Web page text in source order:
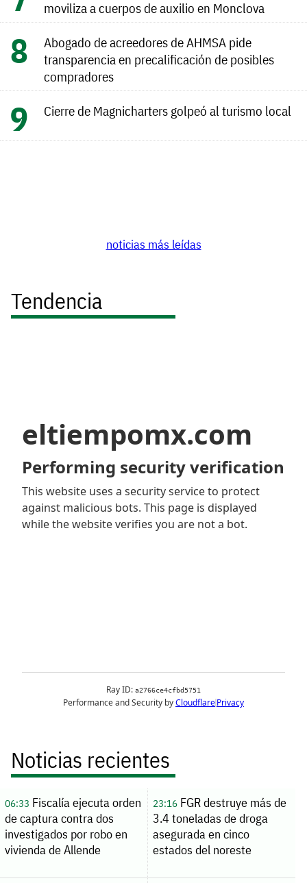
moviliza a cuerpos de auxilio en Monclova
Abogado de acreedores de AHMSA pide
transparencia en precalificación de posibles
compradores
Cierre de Magnicharters golpeó al turismo local
noticias más leídas
Tendencia
Noticias recientes
06:33 Fiscalía ejecuta orden
de captura contra dos
investigados por robo en
vivienda de Allende
23:16FGR destruye más de
3.4 toneladas de droga
asegurada en cinco
estados del noreste